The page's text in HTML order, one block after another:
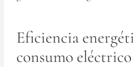
Eficiencia
consumo eléctrico